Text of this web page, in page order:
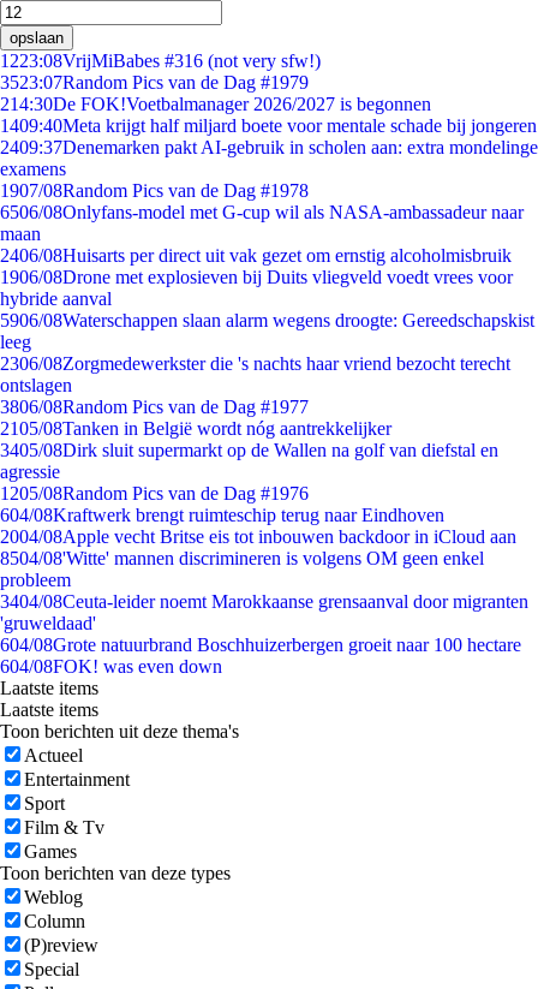
opslaan
1223:08VrijMiBabes #316 (not very sfw!)
3523:07Random Pics van de Dag #1979
214:30De FOK!Voetbalmanager 2026/2027 is begonnen
1409:40Meta krijgt half miljard boete voor mentale schade bij jongeren
2409:37Denemarken pakt AI-gebruik in scholen aan: extra mondelinge
examens
1907/08Random Pics van de Dag #1978
6506/08Onlyfans-model met G-cup wil als NASA-ambassadeur naar
maan
2406/08Huisarts per direct uit vak gezet om ernstig alcoholmisbruik
1906/08Drone met explosieven bij Duits vliegveld voedt vrees voor
hybride aanval
5906/08Waterschappen slaan alarm wegens droogte: Gereedschapskist
leeg
2306/08Zorgmedewerkster die 's nachts haar vriend bezocht terecht
ontslagen
3806/08Random Pics van de Dag #1977
2105/08Tanken in België wordt nóg aantrekkelijker
3405/08Dirk sluit supermarkt op de Wallen na golf van diefstal en
agressie
1205/08Random Pics van de Dag #1976
604/08Kraftwerk brengt ruimteschip terug naar Eindhoven
2004/08Apple vecht Britse eis tot inbouwen backdoor in iCloud aan
8504/08'Witte' mannen discrimineren is volgens OM geen enkel
probleem
3404/08Ceuta-leider noemt Marokkaanse grensaanval door migranten
'gruweldaad'
604/08Grote natuurbrand Boschhuizerbergen groeit naar 100 hectare
604/08FOK! was even down
Laatste items
Laatste items
Toon berichten uit deze thema's
Actueel
Entertainment
Sport
Film & Tv
Games
Toon berichten van deze types
Weblog
Column
(P)review
Special